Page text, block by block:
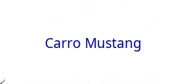
Carro Mustang